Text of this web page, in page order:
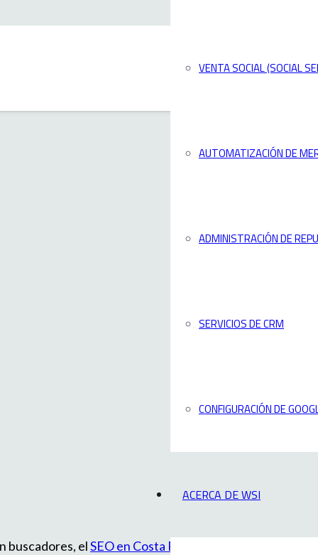
VENTA SOCIAL (SOCIAL
AUTOMATIZACIÓN DE
ADMINISTRACIÓN DE
SERVICIOS DE CRM
CONFIGURACIÓN DE
ACERCA DE WSI
buscadores, elSEO en Costa Rica